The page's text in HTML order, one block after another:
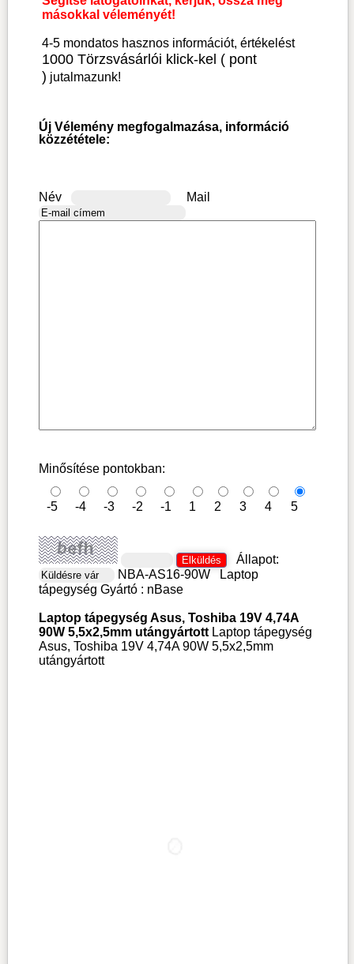
másokkal véleményét!
4-5 mondatos hasznos információt, értékelést
1000 Törzsvásárlói klick-kel ( pont
) jutalmazunk!
Új Vélemény megfogalmazása, információ
közzététele:
Név Mail
Minősítése pontokban:
-5 -4 -3 -2 -1 1 2 3 4 5
Állapot:
NBA-AS16-90W
Laptop
tápegység Gyártó : nBase
Laptop tápegység Asus, Toshiba 19V 4,74A
90W 5,5x2,5mm utángyártottLaptop tápegység
Asus, Toshiba 19V 4,74A 90W 5,5x2,5mm
utángyártott